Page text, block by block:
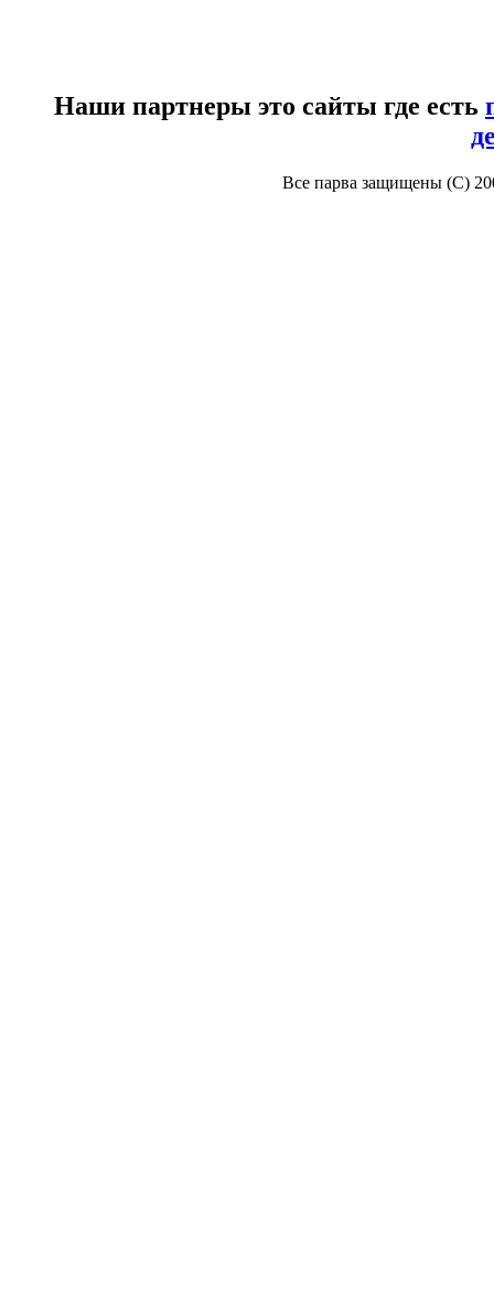
Наши партнеры это сайты где есть
Все парва защищены (С)